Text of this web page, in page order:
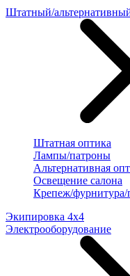
Штатный/
Штатная оптика
Лампы/патроны
Альтернативная
Освещение салона
Крепеж/фурнитура/
Экипировка 4х4
Электрооборудование